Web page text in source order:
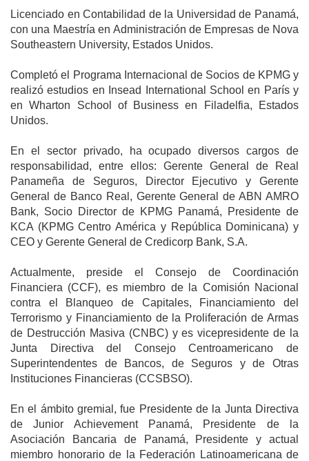
Licenciado en Contabilidad de la Universidad de Panamá,
con una Maestría en Administración de Empresas de Nova
Southeastern University, Estados Unidos.
Completó el Programa Internacional de Socios de KPMG y
realizó estudios en Insead International School en París y
en Wharton School of Business en Filadelfia, Estados
Unidos.
En el sector privado, ha ocupado diversos cargos de
responsabilidad, entre ellos: Gerente General de Real
Panameña de Seguros, Director Ejecutivo y Gerente
General de Banco Real, Gerente General de ABN AMRO
Bank, Socio Director de KPMG Panamá, Presidente de
KCA (KPMG Centro América y República Dominicana) y
CEO y Gerente General de Credicorp Bank, S.A.
Actualmente, preside el Consejo de Coordinación
Financiera (CCF), es miembro de la Comisión Nacional
contra el Blanqueo de Capitales, Financiamiento del
Terrorismo y Financiamiento de la Proliferación de Armas
de Destrucción Masiva (CNBC) y es vicepresidente de la
Junta Directiva del Consejo Centroamericano de
Superintendentes de Bancos, de Seguros y de Otras
Instituciones Financieras (CCSBSO).
En el ámbito gremial, fue Presidente de la Junta Directiva
de Junior Achievement Panamá, Presidente de la
Asociación Bancaria de Panamá, Presidente y actual
miembro honorario de la Federación Latinoamericana de